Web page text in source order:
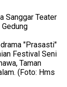
"Prasasti"
Festival Seni
Taman
(Foto: Hms